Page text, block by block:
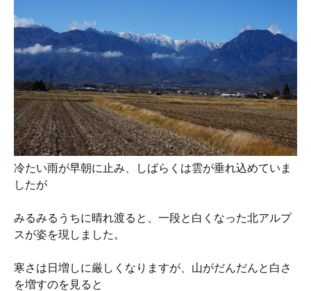
冷たい雨が早朝に止み、しばらくは雲が垂れ込めていま
したが
みるみるうちに晴れ渡ると、一段と白くなった北アルプ
スが姿を現しました。
寒さは日増しに厳しくなりますが、山がだんだんと白さ
を増すのを見ると